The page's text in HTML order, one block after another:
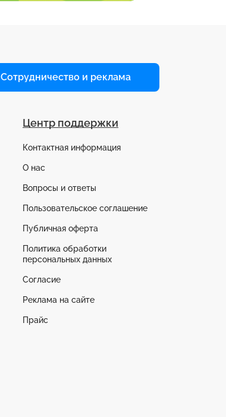
Сотрудничество и реклама
Центр поддержки
Контактная информация
О нас
Вопросы и ответы
Пользовательское соглашение
Публичная оферта
Политика обработки
персональных данных
Согласие
Реклама на сайте
Прайс